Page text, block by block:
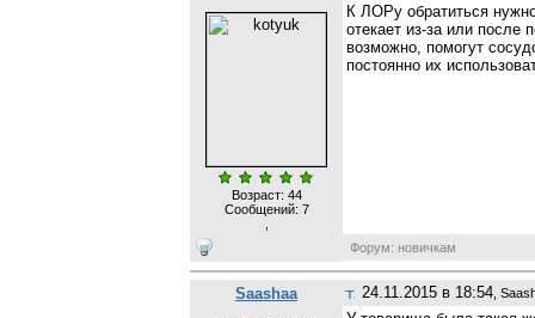
Возраст: 44
Сообщений: 7
К ЛОРу обратиться
отекает из-за или после
возможно, помогут
постоянно их
Форум: новичкам
Saashaa 24.11.2015 в 18:54 ,